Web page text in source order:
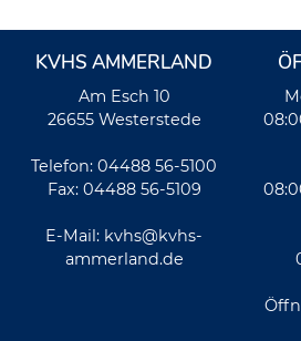
KVHS AMMERLAND
Am Esch 10
26655 Westerstede
Telefon: 04488 56-5100
Fax: 04488 56-5109
E-Mail: kvhs@kvhs-
ammerland.de